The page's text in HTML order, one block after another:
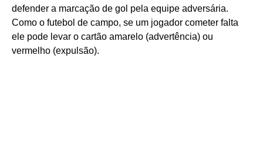
defender a marcação de gol pela equipe adversária.
Como o futebol de campo, se um jogador cometer falta
ele pode levar o cartão amarelo (advertência) ou
vermelho (expulsão).